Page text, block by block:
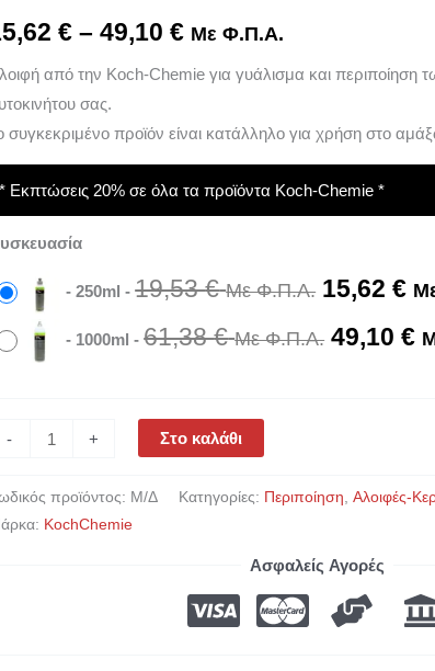
€ – 49,10€ Με Φ.Π.Α.
από την Koch-Chemie για γυάλισμα και περιποίηση
σας.
συγκεκριμένο προϊόν είναι κατάλληλο για χρήση στο
* Εκπτώσεις 20% σε όλα τα προϊόντα Koch-Chemie *
-250ml -19,53€ Με Φ.Π.Α. 15,62€
- 1000ml -61,38€ Με Φ.Π.Α. 49,10€
- + Στο καλάθι
προϊόντος: Μ/Δ Κατηγορίες: Περιποίηση,Αλοιφές-
KochChemie
Ασφαλείς Αγορές